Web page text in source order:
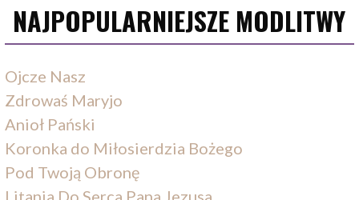
NAJPOPULARNIEJSZE MODLITWY
Ojcze Nasz
Zdrowaś Maryjo
Anioł Pański
Koronka do Miłosierdzia Bożego
Pod Twoją Obronę